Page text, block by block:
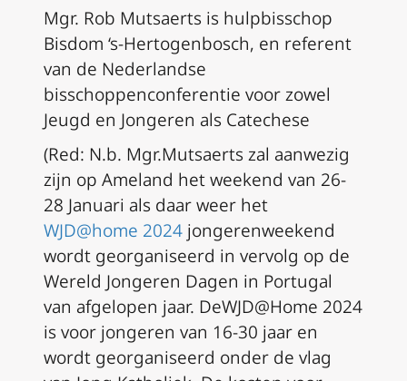
Mgr. Rob Mutsaerts is hulpbisschop
Bisdom ‘s-Hertogenbosch, en referent
van de Nederlandse
bisschoppenconferentie voor zowel
Jeugd en Jongeren als Catechese
(Red: N.b. Mgr.Mutsaerts zal aanwezig
zijn op Ameland het weekend van 26-
28 Januari als daar weer het
WJD@home 2024 jongerenweekend
wordt georganiseerd in vervolg op de
Wereld Jongeren Dagen in Portugal
van afgelopen jaar. DeWJD@Home 2024
is voor jongeren van 16-30 jaar en
wordt georganiseerd onder de vlag